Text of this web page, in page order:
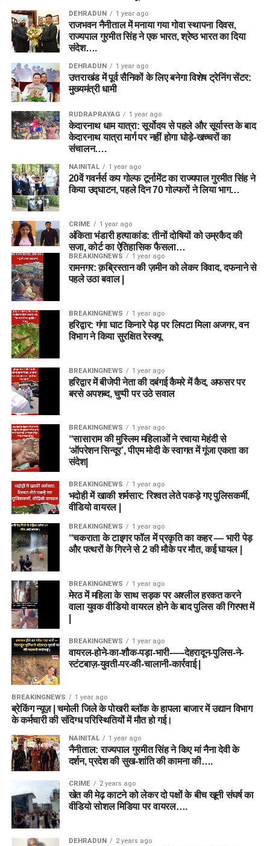
DEHRADUN 1 year ago
राजभवन नैनीताल में मनाया गया गोवा स्थापना दिवस,
राज्यपाल गुरमीत सिंह ने एक भारत, श्रेष्ठ भारत का दिया
संदेश….
DEHRADUN 1 year ago
उत्तराखंड में पूर्व सैनिकों के लिए बनेगा विशेष ट्रेनिंग सेंटर:
मुख्यमंत्री धामी
RUDRAPRAYAG 1 year ago
केदारनाथ धाम यात्रा: सूर्योदय से पहले और सूर्यास्त के बाद
केदारनाथ यात्रा मार्ग पर नहीं होगा घोड़े-खच्चरों का
संचालन….
NAINITAL 1 year ago
20वें गवर्नर्स कप गोल्फ टूर्नामेंट का राज्यपाल गुरमीत सिंह ने
किया उद्घाटन, पहले दिन 70 गोल्फरों ने लिया भाग…
CRIME 1 year ago
अंकिता भंडारी हत्याकांड: तीनों दोषियों को उम्रकैद की
सजा, कोर्ट का ऐतिहासिक फैसला…
BREAKINGNEWS 1 year ago
रामनगर: क़ब्रिस्तान की ज़मीन को लेकर विवाद, दफनाने से
पहले उठा बवाल |
BREAKINGNEWS 1 year ago
हरिद्वार: गंगा घाट किनारे पेड़ पर लिपटा मिला अजगर, वन
विभाग ने किया सुरक्षित रेस्क्यू
BREAKINGNEWS 1 year ago
हरिद्वार में बीजेपी नेता की दबंगई कैमरे में कैद, अफसर पर
बरसे अपशब्द, चुप्पी पर उठे सवाल
BREAKINGNEWS 1 year ago
“सासाराम की मुस्लिम महिलाओं ने रचाया मेहंदी से
‘ऑपरेशन सिन्दूर’, पीएम मोदी के स्वागत में गूंजा एकता का
संदेश|
BREAKINGNEWS 1 year ago
भदोही में खाकी शर्मसार: रिश्वत लेते पकड़े गए पुलिसकर्मी,
वीडियो वायरल |
BREAKINGNEWS 1 year ago
“चकराता के टाइगर फॉल में प्रकृति का कहर — भारी पेड़
और पत्थरों के गिरने से 2 की मौके पर मौत, कई घायल |
BREAKINGNEWS 1 year ago
मेरठ में महिला के साथ सड़क पर अश्लील हरकत करने
वाला युवक वीडियो वायरल होने के बाद पुलिस की गिरफ्त में
BREAKINGNEWS 1 year ago
वायरल-होने-का-शौक-पड़ा-भारी-—-देहरादून-पुलिस-ने-
स्टंटबाज़-युवती-पर-की-चालानी-कार्रवाई |
BREAKINGNEWS 1 year ago
ब्रेकिंग न्यूज़ | चमोली जिले के पोखरी ब्लॉक के हापला बाजार में उद्यान विभाग
के कर्मचारी की संदिग्ध परिस्थितियों में मौत हो गई।
NAINITAL 1 year ago
नैनीताल: राज्यपाल गुरमीत सिंह ने किए मां नैना देवी के
दर्शन, प्रदेश की सुख-शांति की कामना की….
CRIME 2 years ago
खेत की मेढ़ काटने को लेकर दो पक्षों के बीच खूनी संघर्ष का
वीडियो सोशल मिडिया पर वायरल….
DEHRADUN 2 years ago